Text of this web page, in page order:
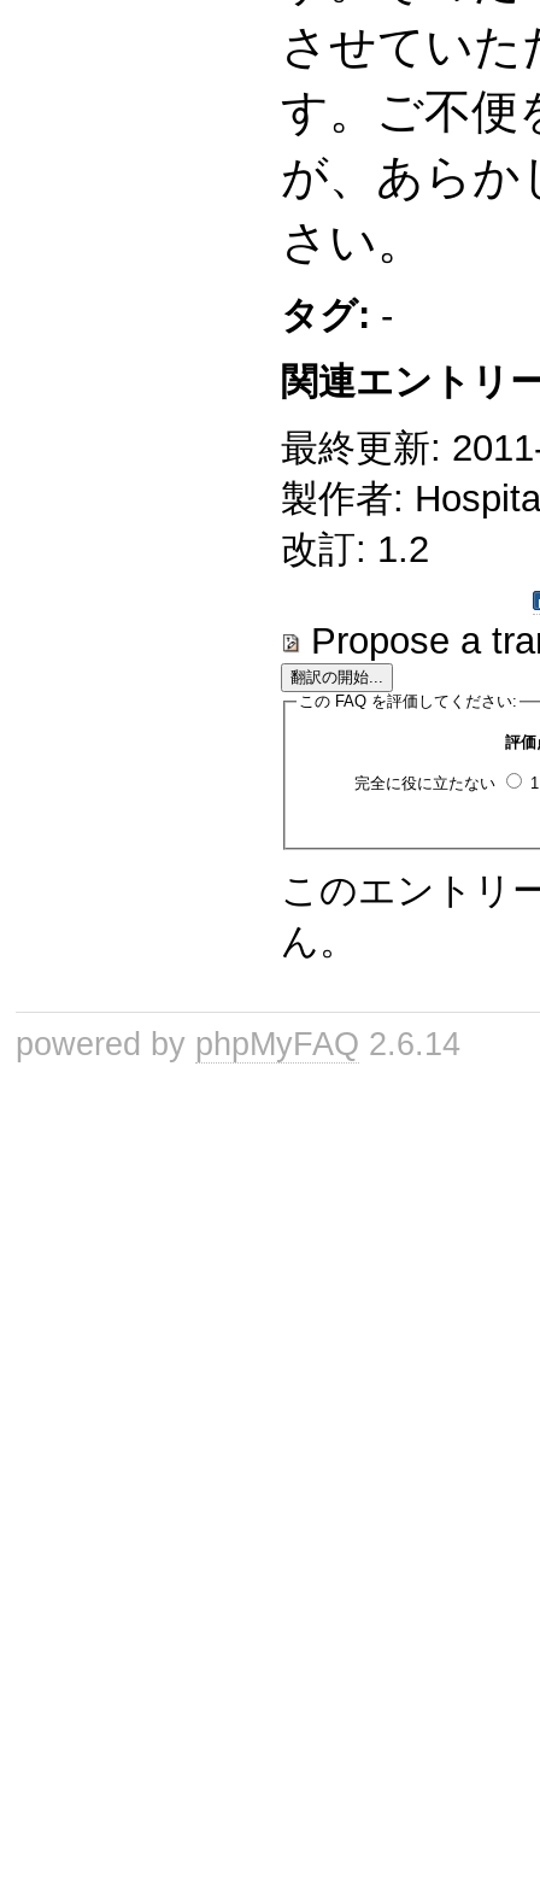
させてい
す。ご不便
が、あらか
さい。
タグ: -
関連エントリ
最終更新:
製作者:
改訂: 1.2
Propose a
この FAQ を評価してください:
評価
完全に役に立たない
このエントリ
ん。
powered by phpMyFAQ 2.6.14